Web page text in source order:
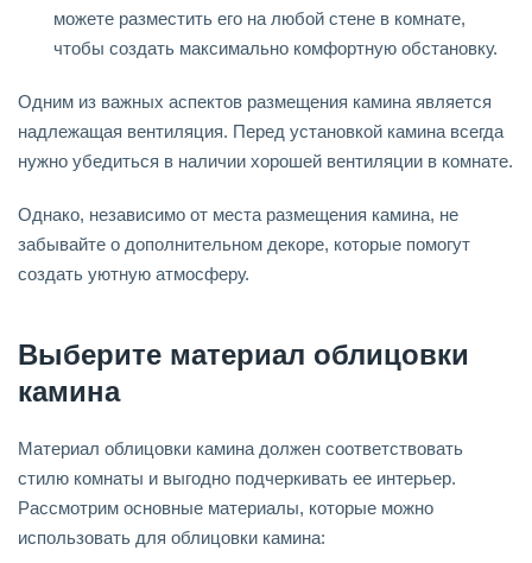
можете разместить его на любой стене в комнате,
чтобы создать максимально комфортную обстановку.
Одним из важных аспектов размещения камина является
надлежащая вентиляция. Перед установкой камина всегда
нужно убедиться в наличии хорошей вентиляции в комнате.
Однако, независимо от места размещения камина, не
забывайте о дополнительном декоре, которые помогут
создать уютную атмосферу.
Выберите материал облицовки
камина
Материал облицовки камина должен соответствовать
стилю комнаты и выгодно подчеркивать ее интерьер.
Рассмотрим основные материалы, которые можно
использовать для облицовки камина: